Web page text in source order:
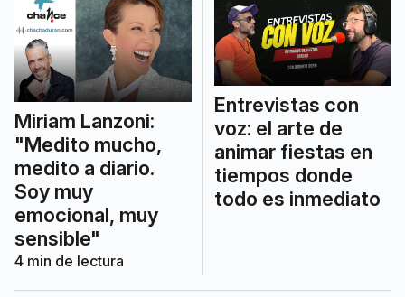
Miriam Lanzoni:
"Medito mucho,
medito a diario.
Soy muy
emocional, muy
sensible"
4 min de lectura
Entrevistas con
voz: el arte de
animar fiestas en
tiempos donde
todo es inmediato